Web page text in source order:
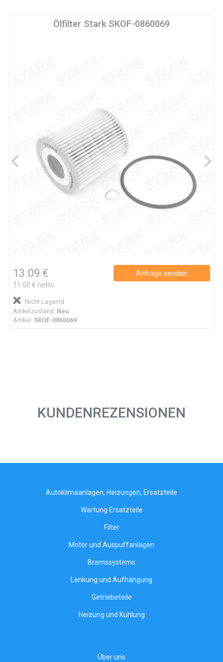
Ölfilter Stark SKOF-0860069
13.09 €
11.00 € netto
Anfrage senden
Nicht Lagernd
Artikelzustand: Neu
Artikel: SKOF-0860069
KUNDENREZENSIONEN
Autoklimaanlagen, Heizungen, Ersatzteile
Wartung Ersatzteile
Filter
Motor und Auspuffanlagen
Bremssystems
Lenkung und Aufhängung
Getriebeteile
Heizung und Kühlung
Über uns